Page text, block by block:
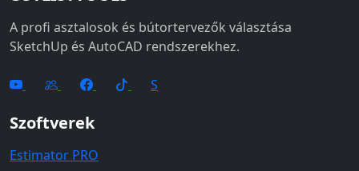
A profi asztalosok és bútortervezők választása
SketchUp és AutoCAD rendszerekhez.
S
Szoftverek
Estimator PRO